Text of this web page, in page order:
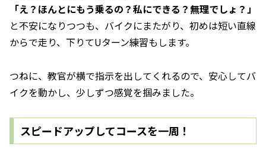
「え？ほんとにもう乗るの？私にできる？無理でしょ？」
と不安になりつつも、バイクにまたがり、初めは短い直線
からで走り、下りてUターン練習もします。
つねに、教官が横で指示を出してくれるので、安心してバ
イクを動かし、少しずつ感覚を掴みました。
スピードアップしてコースを一周！